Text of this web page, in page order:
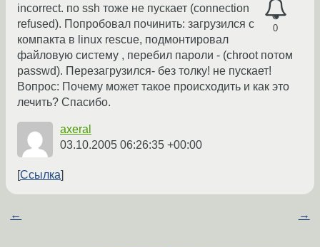
0
incorrect. по ssh тоже не пускает (connection
refused). Попробовал починить: загрузился с
компакта в linux rescue, подмонтировал
файловую систему , перебил пароли - (chroot потом
passwd). Перезагрузился- без толку! не пускает!
Вопрос: Почему может такое происходить и как это
лечить? Спасибо.
axeral
03.10.2005 06:26:35 +00:00
Ссылка
← →